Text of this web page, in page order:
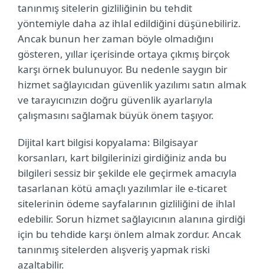
tanınmış sitelerin gizliliğinin bu tehdit
yöntemiyle daha az ihlal edildiğini düşünebiliriz.
Ancak bunun her zaman böyle olmadığını
gösteren, yıllar içerisinde ortaya çıkmış birçok
karşı örnek bulunuyor. Bu nedenle saygın bir
hizmet sağlayıcıdan güvenlik yazılımı satın almak
ve tarayıcınızın doğru güvenlik ayarlarıyla
çalışmasını sağlamak büyük önem taşıyor.
Dijital kart bilgisi kopyalama: Bilgisayar
korsanları, kart bilgilerinizi girdiğiniz anda bu
bilgileri sessiz bir şekilde ele geçirmek amacıyla
tasarlanan kötü amaçlı yazılımlar ile e-ticaret
sitelerinin ödeme sayfalarının gizliliğini de ihlal
edebilir. Sorun hizmet sağlayıcının alanına girdiği
için bu tehdide karşı önlem almak zordur. Ancak
tanınmış sitelerden alışveriş yapmak riski
azaltabilir.